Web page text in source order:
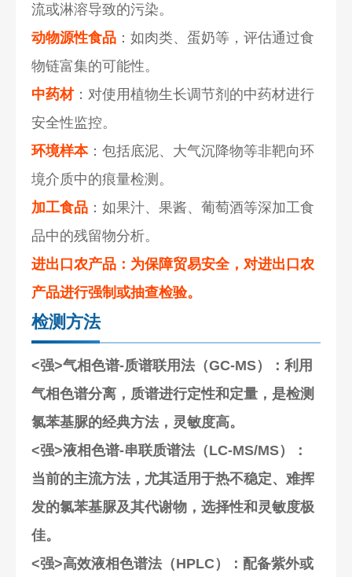
流或淋溶导致的污染。
动物源性食品 ：如肉类、蛋奶等，评估通过食
物链富集的可能性。
中药材：对使用植物生长调节剂的中药材进行
安全性监控。
环境样本：包括底泥、大气沉降物等非靶向环
境介质中的痕量检测。
加工食品 ：如果汁、果酱、葡萄酒等深加工食
品中的残留物分析。
进出口农产品 ：为保障贸易安全，对进出口农
产品进行强制或抽查检验。
检测方法
<强>气相色谱-质谱联用法（GC-MS）
：利用
气相色谱分离，质谱进行定性和定量，是检测
氯苯基脲的经典方法，灵敏度高。
<强>液相色谱-串联质谱法（LC-MS/MS）
：
当前的主流方法，尤其适用于热不稳定、难挥
发的氯苯基脲及其代谢物，选择性和灵敏度极
佳。
<强>高效液相色谱法（HPLC）
：配备紫外或